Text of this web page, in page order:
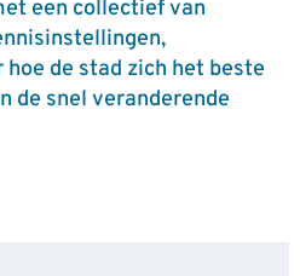
een collectief van
de stad zich het beste
de snel veranderende